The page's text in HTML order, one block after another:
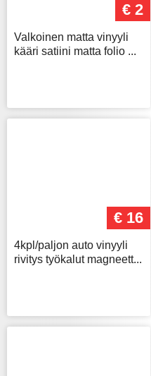
€ 2
Valkoinen matta vinyyli
kääri satiini matta folio ...
€ 16
4kpl/paljon auto vinyyli
rivitys työkalut magneett...